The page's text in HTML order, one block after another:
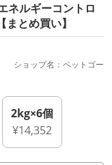
ネルギーコントロ
とめ買い】
ショップ名：ペットゴー
2kg×6個
¥14,352